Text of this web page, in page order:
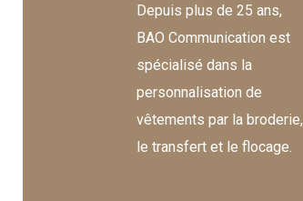
Depuis plus de 25 ans,
BAO Communication est
spécialisé dans la
personnalisation de
vêtements par la broderie,
le transfert et le flocage.